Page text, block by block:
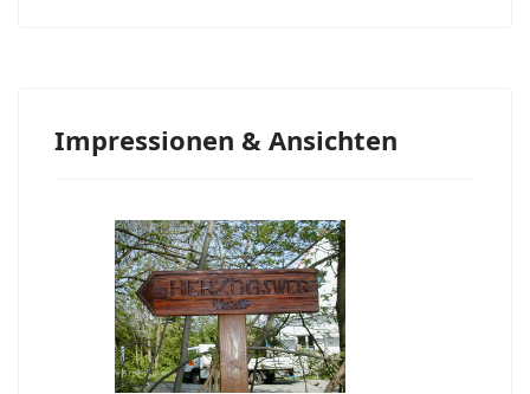
Impressionen & Ansichten